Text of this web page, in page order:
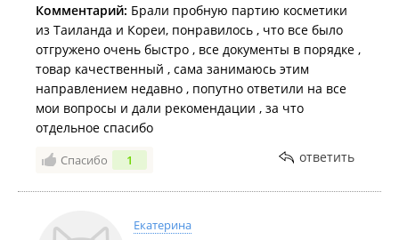
Комментарий: Брали пробную партию косметики
из Таиланда и Кореи, понравилось , что все было
отгружено очень быстро , все документы в порядке ,
товар качественный , сама занимаюсь этим
направлением недавно , попутно ответили на все
мои вопросы и дали рекомендации , за что
отдельное спасибо
Спасибо 1 ответить
Екатерина